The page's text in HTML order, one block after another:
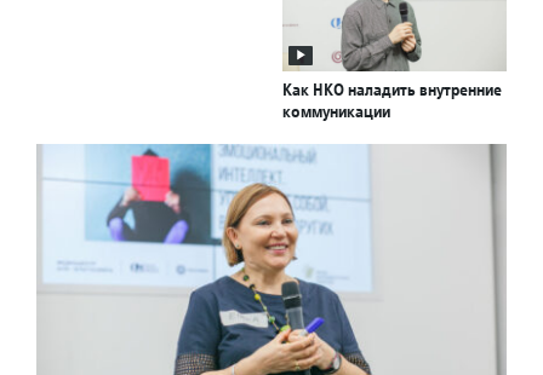
Как НКО наладить внутренние
коммуникации